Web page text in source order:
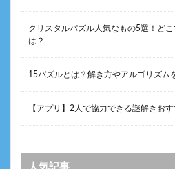
クリスタルパズル人気なもの5選！ど
は？
15パズルとは？解き方やアルゴリズム
【アプリ】2人で協力できる謎解きお